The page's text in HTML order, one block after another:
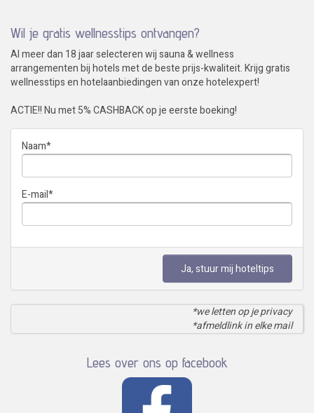
Wil je gratis wellnesstips ontvangen?
Al meer dan 18 jaar selecteren wij sauna & wellness
arrangementen bij hotels met de beste prijs-kwaliteit. Krijg gratis
wellnesstips en hotelaanbiedingen van onze hotelexpert!
ACTIE!! Nu met 5% CASHBACK op je eerste boeking!
Naam*
E-mail*
Ja, stuur mij hoteltips
*we letten op je privacy
*afmeldlink in elke mail
Lees over ons op facebook